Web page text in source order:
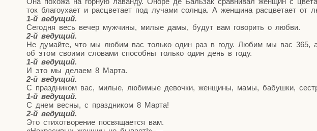
ток бла­го­уха­ет и рас­цве­та­ет под луча­ми солн­ца. А жен­щи­на рас­цве­та­ет от
1‑й веду­щий.
Сего­дня весь вечер муж­чи­ны, милые дамы, будут вам гово­рить о любви.
2‑й веду­щий.
Не думай­те, что мы любим вас толь­ко один раз в году. Любим мы вас 365, а
об этом сво­и­ми сло­ва­ми спо­соб­ны толь­ко один день в году.
1‑й веду­щий.
И это мы дела­ем 8 Марта.
2‑й веду­щий.
С празд­ни­ком вас, милые, люби­мые девоч­ки, жен­щи­ны, мамы, бабуш­ки,
1‑й веду­щий.
С днем вес­ны, с празд­ни­ком 8 Марта!
2‑й веду­щий.
Это сти­хо­тво­ре­ние посвя­ща­ет­ся вам.